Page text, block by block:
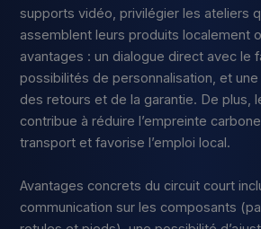
supports vidéo, privilégier les ateliers
assemblent leurs produits localement
avantages : un dialogue direct avec le
possibilités de personnalisation, et
des retours et de la garantie. De plus,
contribue à réduire l’empreinte
transport et favorise l’emploi local.
Avantages concrets du circuit court
communication sur les composants